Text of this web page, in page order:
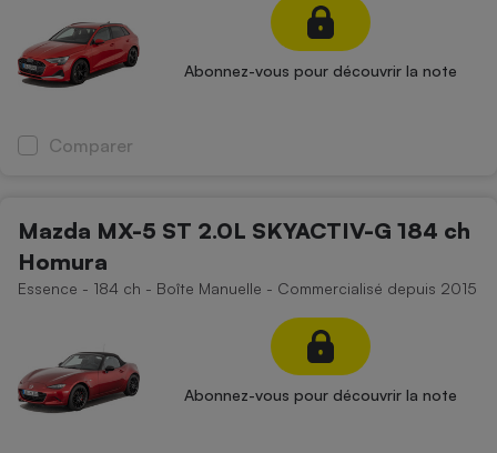
Abonnez-vous pour découvrir la note
Comparer
Mazda MX-5 ST 2.0L SKYACTIV-G 184 ch
Homura
Essence - 184 ch - Boîte Manuelle - Commercialisé depuis 2015
Abonnez-vous pour découvrir la note